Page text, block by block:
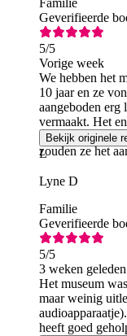
Familie
Geverifieerde
5/5
Vorige week
We hebben het
10 jaar en ze
aangeboden erg
vermaakt. Het
we voor
zouden ze het
Bekijk originele
L
Lyne D
Familie
Geverifieerde
5/5
3 weken geleden
Het museum
maar weinig
heeft goed